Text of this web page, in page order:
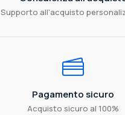
Supporto all'acquisto
Pagamento sicuro
Acquisto sicuro al 100%